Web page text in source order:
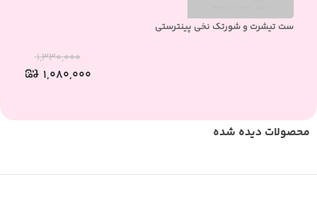
ست تیشرت و شورتک نخی پینترستی
۱,۳۳۰,۰۰۰
۱,۰۸۰,۰۰۰
محصولات دیده شده